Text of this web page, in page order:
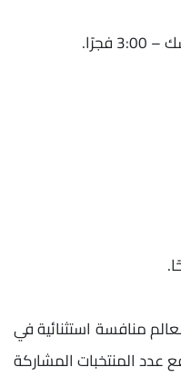
منافسة استثنائية في
عدد المنتخبات المشاركة